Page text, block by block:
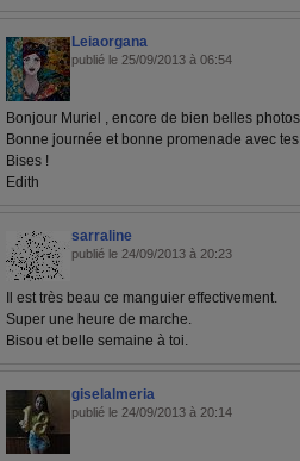
Leiaorgana
publié le 25/09/2013 à 06:54
Bonjour Muriel , encore de bien belles
Bonne journée et bonne promenade avec
Bises !
Edith
sarraline
publié le 24/09/2013 à 20:23
Il est très beau ce manguier effectivement.
Super une heure de marche.
Bisou et belle semaine à toi.
giselalmeria
publié le 24/09/2013 à 20:14